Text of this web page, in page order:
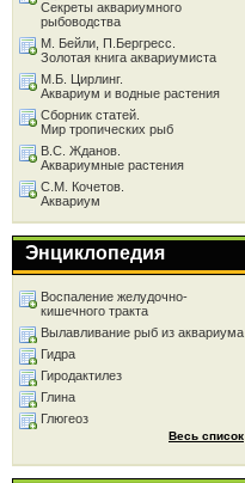
Секреты аквариумного
рыбоводства
М. Бейли, П.Бергресс.
Золотая книга аквариумиста
М.Б. Цирлинг.
Аквариум и водные растения
Сборник статей.
Мир тропических рыб
В.С. Жданов.
Аквариумные растения
С.М. Кочетов.
Аквариум
Энциклопедия
Воспаление желудочно-
кишечного тракта
Вылавливание рыб из аквариума
Гидра
Гиродактилез
Глина
Глюгеоз
Весь список